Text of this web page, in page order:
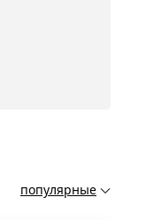
популярные